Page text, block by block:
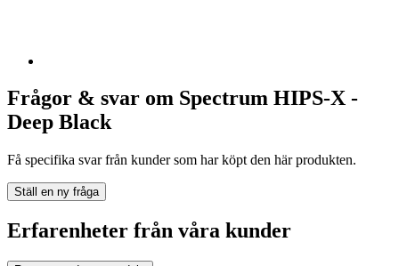
Frågor & svar om Spectrum HIPS-X -
Deep Black
Få specifika svar från kunder som har köpt den här produkten.
Ställ en ny fråga
Erfarenheter från våra kunder